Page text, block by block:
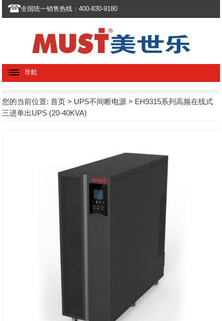
全国统一销售热线：400-830-9180
导航
您的当前位置:首页 > UPS不间断电源 > EH9315系列高频在线式
三进单出UPS (20-40KVA)